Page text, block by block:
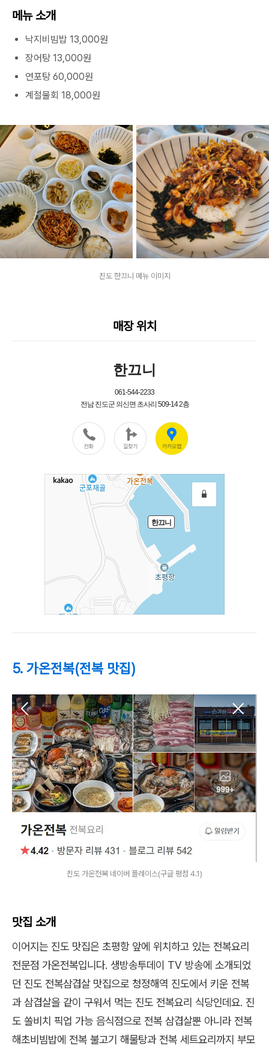
메뉴 소개
낙지비빔밥 13,000원
장어탕 13,000원
연포탕 60,000원
계절물회 18,000원
진도 한끄니 메뉴 이미지
매장 위치
5. 가온전복(전복 맛집)
진도 가온전복 네이버 플레이스(구글 평점 4.1)
맛집 소개
이어지는 진도 맛집은 초평항 앞에 위치하고 있는 전복요리
전문점 가온전복입니다. 생방송투데이 TV 방송에 소개되었
던 진도 전복삼겹살 맛집으로 청정해역 진도에서 키운 전복
과 삼겹살을 같이 구워서 먹는 진도 전복요리 식당인데요. 진
도 쏠비치 픽업 가능 음식점으로 전복 삼겹살뿐 아니라 전복
해초비빔밥에 전복 불고기 해물탕과 전복 세트요리까지 부모